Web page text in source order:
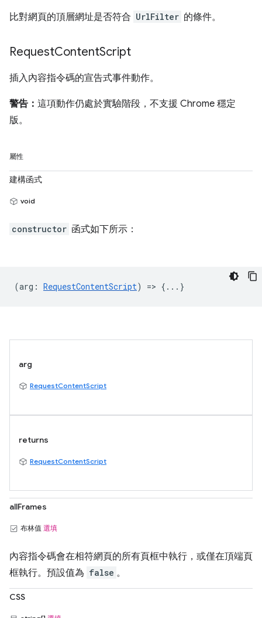
比對網頁的頂層網址是否符合 UrlFilter 的條件。
RequestContentScript
插入內容指令碼的宣告式事件動作。
警告： 這項動作仍處於實驗階段，不支援 Chrome 穩定
版。
屬性
建構函式
void
constructor 函式如下所示：
(arg : RequestContentScript) => {...}
arg
RequestContentScript
returns
RequestContentScript
allFrames
布林值 選填
內容指令碼會在相符網頁的所有頁框中執行，或僅在頂端頁
框執行。預設值為 false 。
CSS